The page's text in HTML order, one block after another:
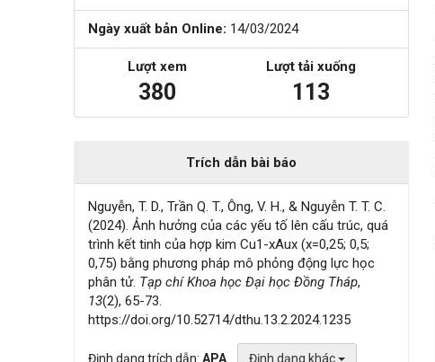
Ngày xuất bản Online: 14/03/2024
Lượt xem
380
Lượt tải xuống
113
Trích dẫn bài báo
Nguyễn, T. D., Trần Q. T., Ông, V. H., & Nguyễn T. T. C.
(2024). Ảnh hưởng của các yếu tố lên cấu trúc, quá
trình kết tinh của hợp kim Cu1-xAux (x=0,25; 0,5;
0,75) bằng phương pháp mô phỏng động lực học
phân tử. Tạp chí Khoa học Đại học Đồng Tháp,
13(2), 65-73.
https://doi.org/10.52714/dthu.13.2.2024.1235
Định dạng trích dẫn:APA Định dạng khác